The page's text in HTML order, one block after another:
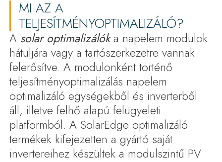
MI AZ A
TELJESÍTMÉNYOPTIMALIZÁLÓ?
A solar optimalizálóka napelem modulok
hátuljára vagy a tartószerkezetre vannak
felerősítve. A modulonként történő
teljesítményoptimalizálás napelem
optimalizáló egységekből és inverterből
áll, illetve felhő alapú felügyeleti
platformból. A SolarEdge optimalizáló
termékek kifejezetten a gyártó saját
invertereihez készültek a modulszintű PV